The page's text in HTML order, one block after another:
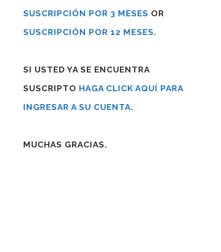
SUSCRIPCIÓN POR 3 MESES OR
SUSCRIPCIÓN POR 12 MESES.
SI USTED YA SE ENCUENTRA
SUSCRIPTO HAGA CLICK AQUÍ PARA
INGRESAR A SU CUENTA.
MUCHAS GRACIAS.